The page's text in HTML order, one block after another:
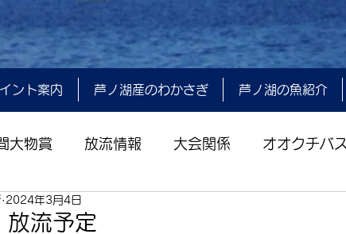
ント案内 芦ノ湖産のわかさぎ 芦ノ湖の魚紹介
大物賞 放流情報 大会関係 オオクチバス
流予定
2024年3月4日